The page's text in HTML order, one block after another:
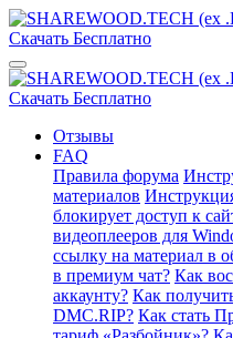
Отзывы
FAQ
Правила форума
материалов
блокирует доступ к
видеоплееров для
ссылку на материал в
в премиум чат? Как
аккаунту? Как
DMC.RIP? Как стать